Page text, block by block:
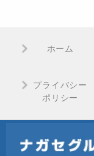
ホーム
プライバシー
ポリシー